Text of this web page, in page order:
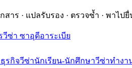
กสาร · แปลรับรอง · ตรวจซ้ำ · พาไ
วีซ่า ซาอุดีอาระเบีย
รกิจวีซ่านักเรียน-นักศึกษาวีซ่าทำงา